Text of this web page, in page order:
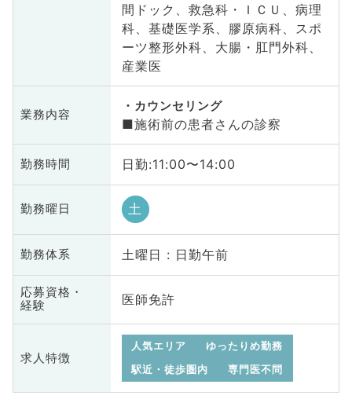
間ドック、救急科・ＩＣＵ、病理
科、基礎医学系、膠原病科、スポ
ーツ整形外科、大腸・肛門外科、
産業医
業務内容
カウンセリング
■施術前の患者さんの診察
勤務時間 日勤:11:00〜14:00
勤務曜日 土
勤務体系 土曜日 : 日勤午前
応募資格・
経験
医師免許
求人特徴
人気エリア
ゆったりめ勤務
駅近・徒歩圏内
専門医不問